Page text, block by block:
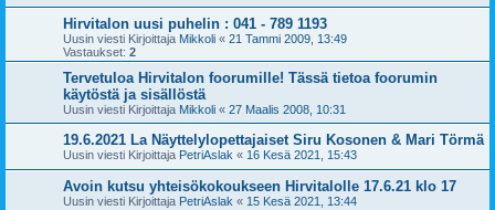
Hirvitalon uusi puhelin : 041 - 789 1193
Uusin viesti Kirjoittaja Mikkoli « 21 Tammi 2009, 13:49
Vastaukset: 2
Tervetuloa Hirvitalon foorumille! Tässä tietoa foorumin
käytöstä ja sisällöstä
Uusin viesti Kirjoittaja Mikkoli « 27 Maalis 2008, 10:31
19.6.2021 La Näyttelylopettajaiset Siru Kosonen & Mari Törmä
Uusin viesti Kirjoittaja PetriAslak « 16 Kesä 2021, 15:43
Avoin kutsu yhteisökokoukseen Hirvitalolle 17.6.21 klo 17
Uusin viesti Kirjoittaja PetriAslak « 15 Kesä 2021, 13:44